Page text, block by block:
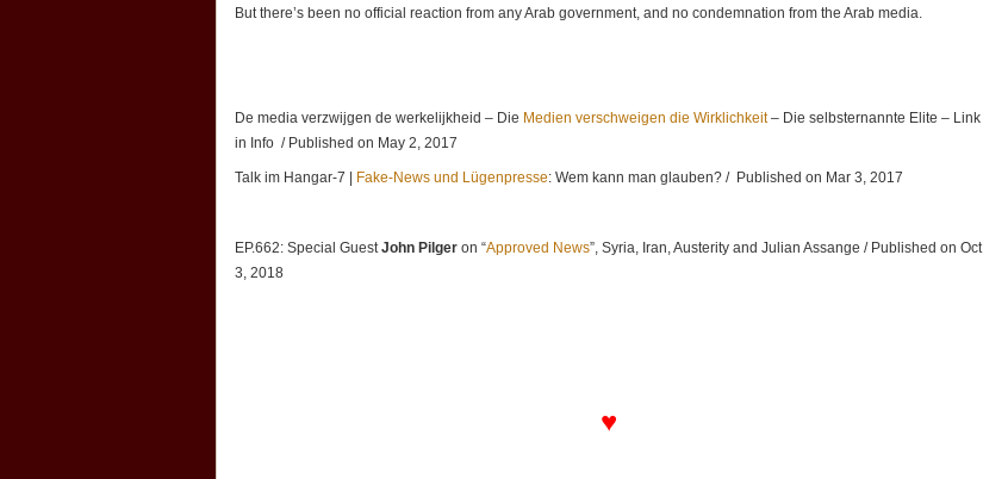
But there’s been no official reaction from any Arab government, and no condemnation from the Arab media.
De media verzwijgen de werkelijkheid – Die Medien verschweigen die Wirklichkeit– Die selbsternannte Elite – Link
in Info / Published on May 2, 2017
Talk im Hangar-7 | Fake-News und Lügenpresse: Wem kann man glauben? / Published on Mar 3, 2017
EP.662: Special GuestJohn Pilger on “Approved News”, Syria, Iran, Austerity and Julian Assange / Published on Oct
3, 2018
♥